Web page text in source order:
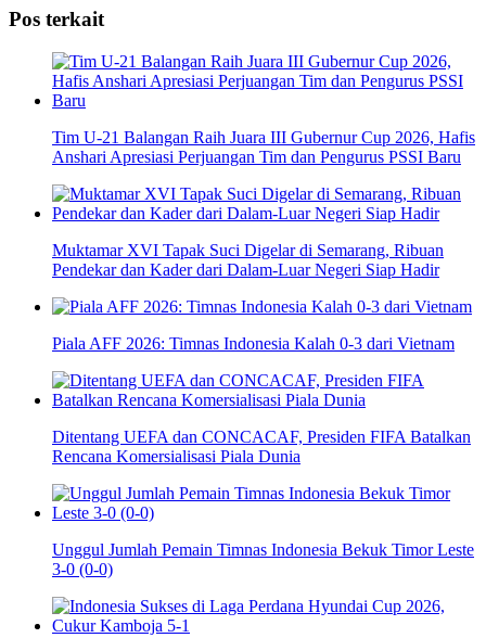
Pos terkait
Tim U-21 Balangan Raih Juara III Gubernur Cup 2026, Hafis
Anshari Apresiasi Perjuangan Tim dan Pengurus PSSI Baru
Muktamar XVI Tapak Suci Digelar di Semarang, Ribuan
Pendekar dan Kader dari Dalam-Luar Negeri Siap Hadir
Piala AFF 2026: Timnas Indonesia Kalah 0-3 dari Vietnam
Ditentang UEFA dan CONCACAF, Presiden FIFA Batalkan
Rencana Komersialisasi Piala Dunia
Unggul Jumlah Pemain Timnas Indonesia Bekuk Timor Leste
3-0 (0-0)